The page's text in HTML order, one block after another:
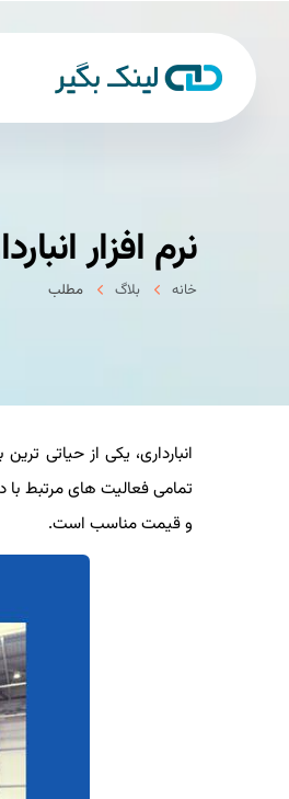
نرم افزار
خانه بلاگ مطلب
انبارداری، یکی از حیاتی
تمامی فعالیت‌ های مرتبط با
و قیمت مناسب است.